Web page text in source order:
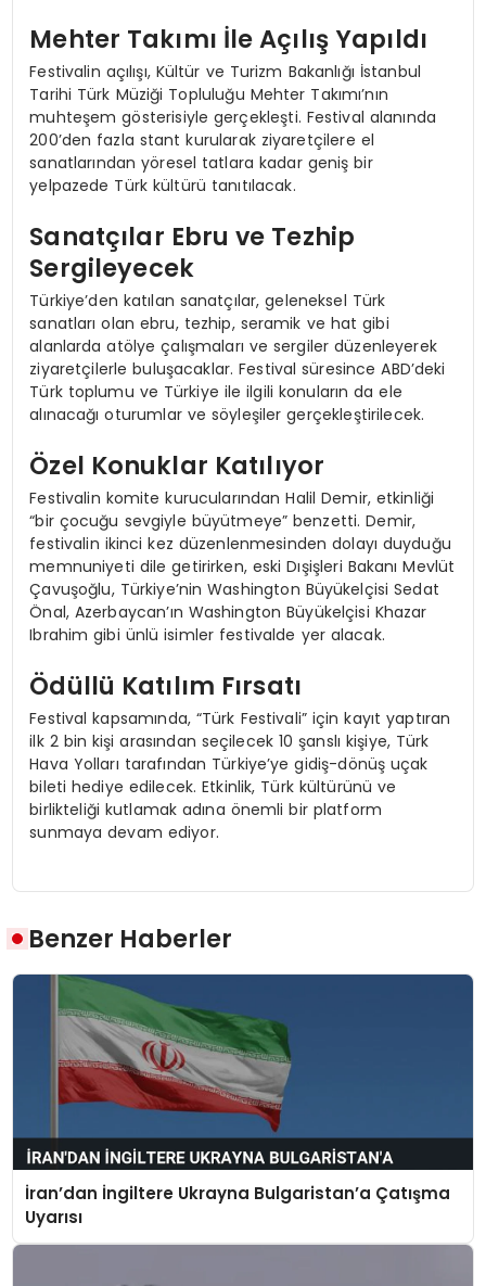
Mehter Takımı İle Açılış Yapıldı
Festivalin açılışı, Kültür ve Turizm Bakanlığı İstanbul
Tarihi Türk Müziği Topluluğu Mehter Takımı’nın
muhteşem gösterisiyle gerçekleşti. Festival alanında
200’den fazla stant kurularak ziyaretçilere el
sanatlarından yöresel tatlara kadar geniş bir
yelpazede Türk kültürü tanıtılacak.
Sanatçılar Ebru ve Tezhip
Sergileyecek
Türkiye’den katılan sanatçılar, geleneksel Türk
sanatları olan ebru, tezhip, seramik ve hat gibi
alanlarda atölye çalışmaları ve sergiler düzenleyerek
ziyaretçilerle buluşacaklar. Festival süresince ABD’deki
Türk toplumu ve Türkiye ile ilgili konuların da ele
alınacağı oturumlar ve söyleşiler gerçekleştirilecek.
Özel Konuklar Katılıyor
Festivalin komite kurucularından Halil Demir, etkinliği
“bir çocuğu sevgiyle büyütmeye” benzetti. Demir,
festivalin ikinci kez düzenlenmesinden dolayı duyduğu
memnuniyeti dile getirirken, eski Dışişleri Bakanı Mevlüt
Çavuşoğlu, Türkiye’nin Washington Büyükelçisi Sedat
Önal, Azerbaycan’ın Washington Büyükelçisi Khazar
Ibrahim gibi ünlü isimler festivalde yer alacak.
Ödüllü Katılım Fırsatı
Festival kapsamında, “Türk Festivali” için kayıt yaptıran
ilk 2 bin kişi arasından seçilecek 10 şanslı kişiye, Türk
Hava Yolları tarafından Türkiye’ye gidiş-dönüş uçak
bileti hediye edilecek. Etkinlik, Türk kültürünü ve
birlikteliği kutlamak adına önemli bir platform
sunmaya devam ediyor.
Benzer Haberler
İran’dan İngiltere Ukrayna Bulgaristan’a Çatışma
Uyarısı